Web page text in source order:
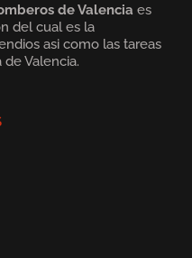
de Valencia es
del cual es la
asi como las tareas
Valencia.